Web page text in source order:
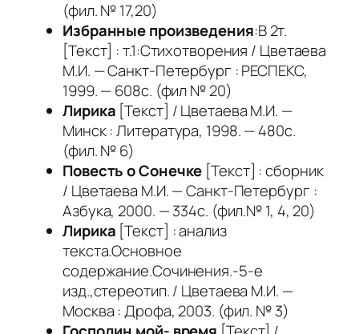
(фил. № 17,20)
Избранные произведения:В 2т.
[Текст] : т.1:Стихотворения / Цветаева
М.И. — Санкт-Петербург : РЕСПЕКС,
1999. — 608с. (фил № 20)
Лирика [Текст] / Цветаева М.И. —
Минск : Литература, 1998. — 480с.
(фил. № 6)
Повесть о Сонечке [Текст] : сборник
/ Цветаева М.И. — Санкт-Петербург :
Азбука, 2000. — 334с. (фил.№ 1, 4, 20)
Лирика [Текст] : анализ
текста.Основное
содержание.Сочинения.-5-е
изд.,стереотип. / Цветаева М.И. —
Москва : Дрофа, 2003. (фил. № 3)